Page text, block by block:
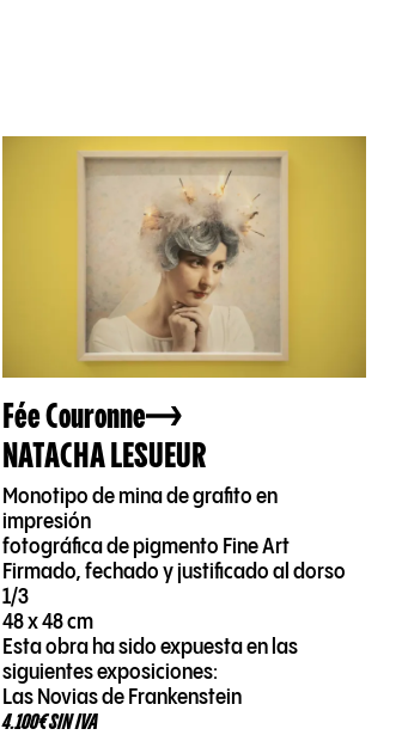
Fée Couronne
NATACHA LESUEUR
Monotipo de mina de grafito en
impresión
fotográfica de pigmento Fine Art
Firmado, fechado y justificado al dorso
1/3
48 x 48 cm
Esta obra ha sido expuesta en las
siguientes exposiciones:
Las Novias de Frankenstein
4.100€ SIN IVA